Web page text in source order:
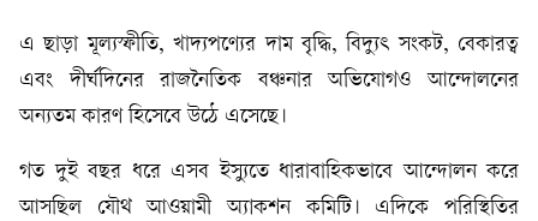
এ ছাড়া মূল্যস্ফীতি, খাদ্যপণ্যের দাম বৃদ্ধি, বিদ্যুৎ সংকট, বেকারত্ব
এবং দীর্ঘদিনের রাজনৈতিক বঞ্চনার অভিযোগও আন্দোলনের
অন্যতম কারণ হিসেবে উঠে এসেছে।
গত দুই বছর ধরে এসব ইস্যুতে ধারাবাহিকভাবে আন্দোলন করে
আসছিল যৌথ আওয়ামী অ্যাকশন কমিটি। এদিকে পরিস্থিতির